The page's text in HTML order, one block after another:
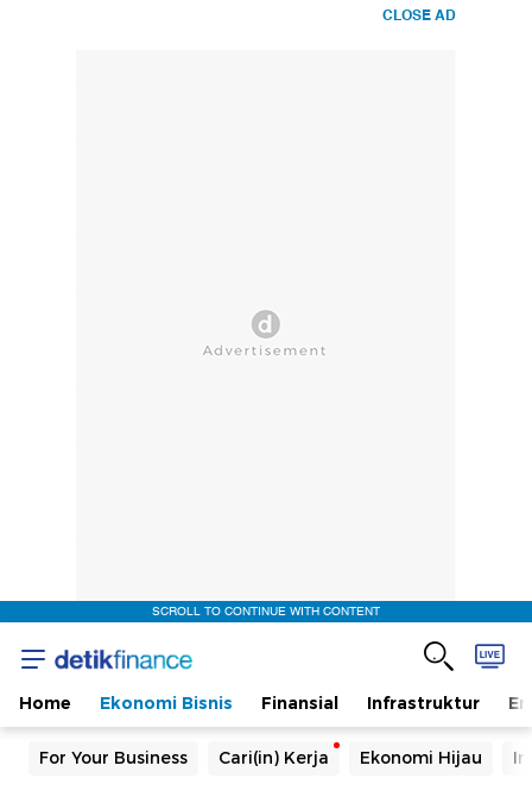
CLOSE AD
SCROLL TO CONTINUE WITH CONTENT
Home Ekonomi Bisnis Finansial Infrastruktur
For Your Business Cari(in) Kerja Ekonomi Hijau